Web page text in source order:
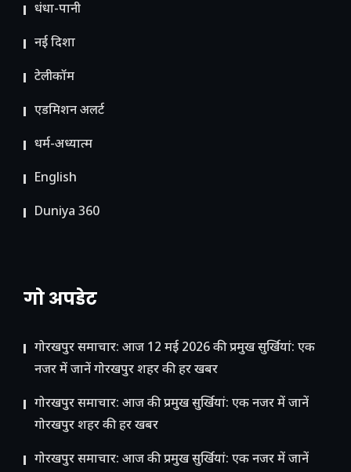
धंधा-पानी
नई दिशा
टेलीकॉम
ए​डमिशन अलर्ट
धर्म-अध्यात्म
English
Duniya 360
गो अपडेट
गोरखपुर समाचार: आज 12 मई 2026 की प्रमुख सुर्खियां: एक
नजर में जानें गोरखपुर शहर की हर खबर
गोरखपुर समाचार: आज की प्रमुख सुर्खियां: एक नजर में जानें
गोरखपुर शहर की हर खबर
गोरखपुर समाचार: आज की प्रमुख सुर्खियां: एक नजर में जानें